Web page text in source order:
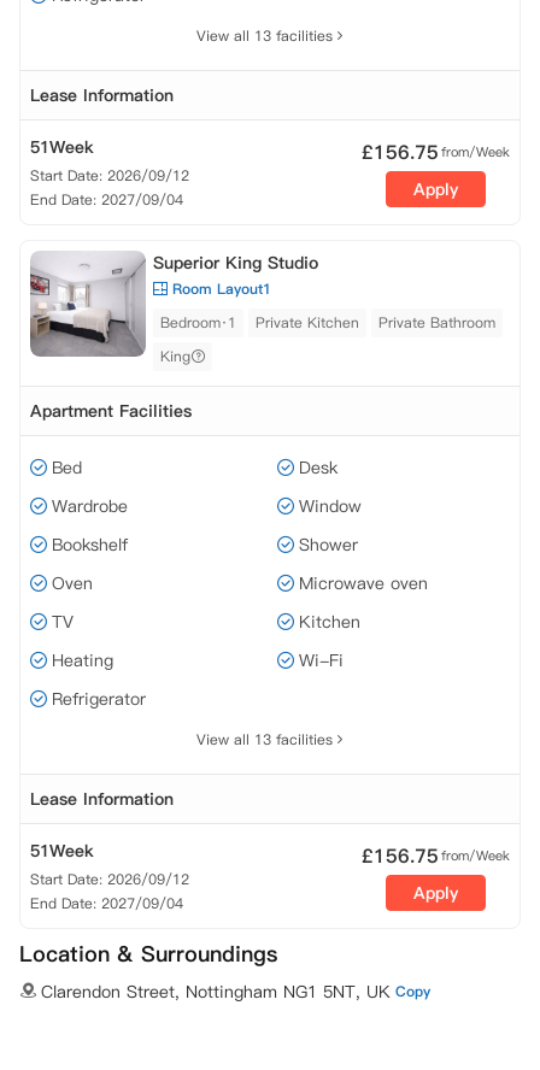
View all 13 facilities
Lease Information
51Week
Start Date: 2026/09/12
End Date: 2027/09/04
£156.75from/Week
Apply
Superior King Studio
Room Layout1
Bedroom·1
Private Kitchen
Private Bathroom
King
Apartment Facilities
Bed
Desk
Wardrobe
Window
Bookshelf
Shower
Oven
Microwave oven
TV
Kitchen
Heating
Wi-Fi
Refrigerator
View all 13 facilities
Lease Information
51Week
Start Date: 2026/09/12
End Date: 2027/09/04
£156.75from/Week
Apply
Location & Surroundings
Clarendon Street, Nottingham NG1 5NT, UK Copy